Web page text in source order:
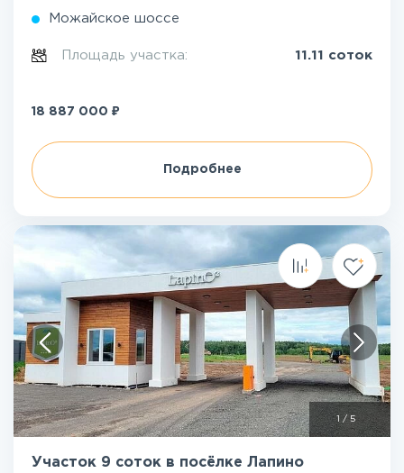
Можайское шоссе
Площадь участка: 11.11 соток
18 887 000 ₽
Подробнее
/ 5
Участок 9 соток в посёлке Лапино